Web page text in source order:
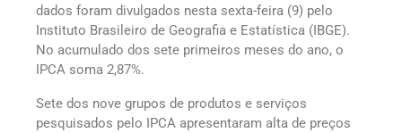
dados foram divulgados nesta sexta-feira (9) pelo
Instituto Brasileiro de Geografia e Estatística (IBGE).
No acumulado dos sete primeiros meses do ano, o
IPCA soma 2,87%.
Sete dos nove grupos de produtos e serviços
pesquisados pelo IPCA apresentaram alta de preços